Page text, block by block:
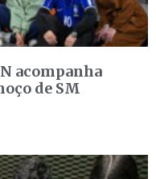
acompanha
de SM